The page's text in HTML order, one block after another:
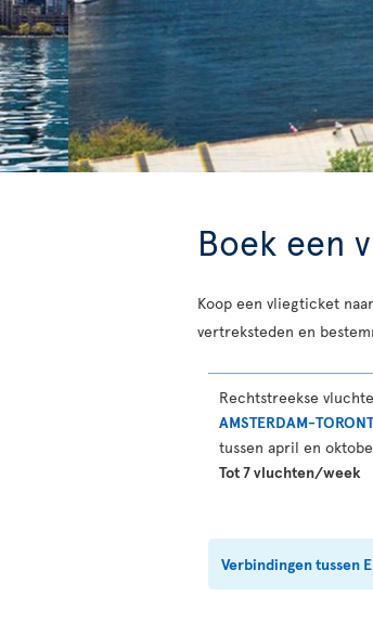
Boek een
Koop een vliegticket naar
vertreksteden en
Rechtstreekse
AMSTERDAM-
tussen april en
Tot 7 vluchten/week
Verbindingen tussen